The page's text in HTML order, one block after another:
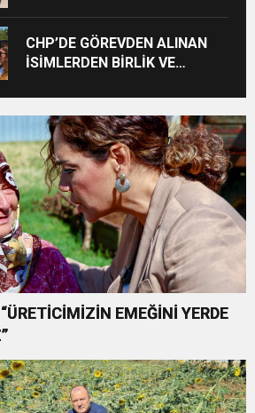
CHP’DE GÖREVDEN ALINAN
İSİMLERDEN BİRLİK VE
EMEĞİNİ YERDE